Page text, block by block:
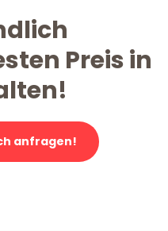
Preis in
anfragen!